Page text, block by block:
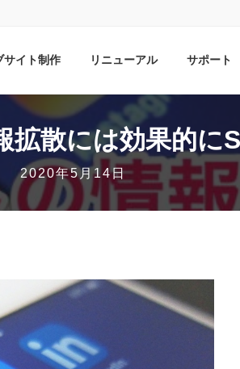
サイト制作 リニューアル サポート
拡散には効果的に
2020年5月14日